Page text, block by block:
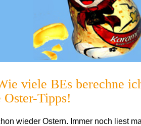
viele BEs berechne
Tipps!
wieder Ostern. Immer noch liest